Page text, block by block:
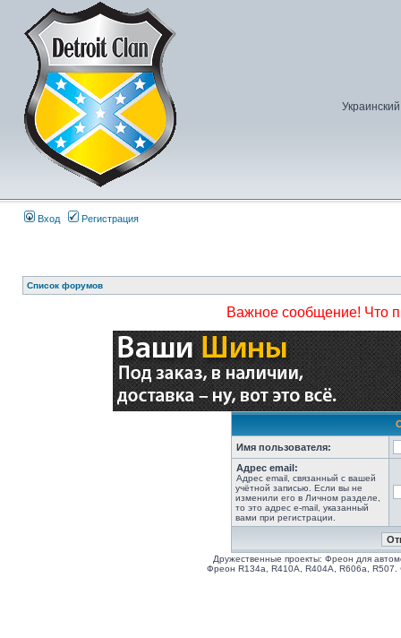
Вход Регистрация
Список форумов
Важное сообщение! Что
Имя пользователя:
Адрес email:
Адрес email, связанный с вашей
учётной записью. Если вы не
изменили его в Личном разделе,
то это адрес e-mail, указанный
вами при регистрации.
Дружественные проекты: Фреон для
Фреон R134a, R410A, R404A, R606a,